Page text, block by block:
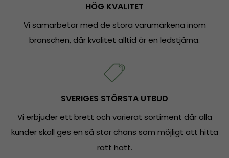
HÖG KVALITET
Vi samarbetar med de stora varumärkena inom
branschen, där kvalitet alltid är en ledstjärna.
SVERIGES STÖRSTA UTBUD
Vi erbjuder ett brett och varierat sortiment där alla
kunder skall ges en så stor chans som möjligt att hitta
rätt hatt.